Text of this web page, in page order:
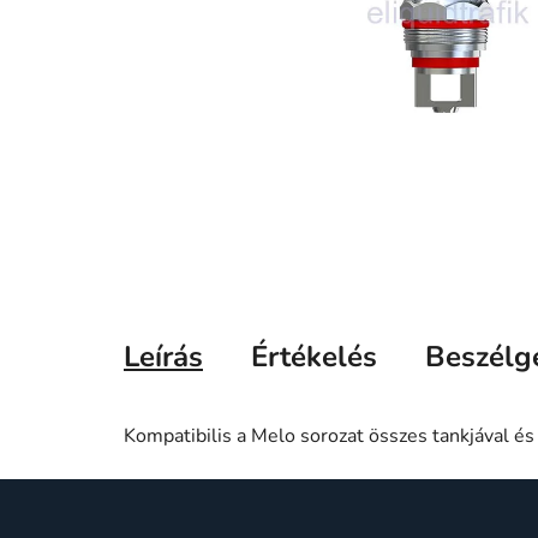
Leírás Értékelés
Kompatibilis a Melo sorozat összes tankjával